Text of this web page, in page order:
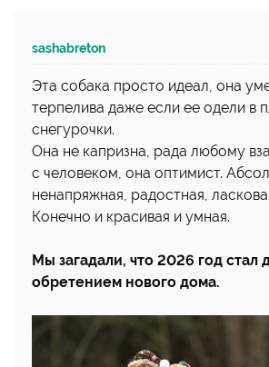
sashabreton
Эта собака просто идеал, она
терпелива даже если ее одели в
снегурочки.
Она не капризна, рада любому
с человеком, она оптимист.
ненапряжная, радостная,
Конечно и красивая и умная.
Мы загадали, что 2026 год стал
обретением нового дома.